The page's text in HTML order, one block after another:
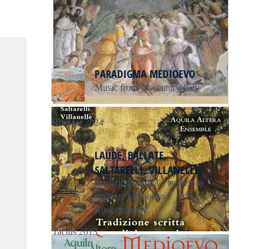
LAUDE, BALLATE,
SALTARELLI, VILLANELLE
PARADIGMA MEDIOEVO
Tradizione scritta e tradizione
orale tra Medioevo e
Rinascimento
Music from 14-century Italy
Brilliant 2024
Tactus 2013